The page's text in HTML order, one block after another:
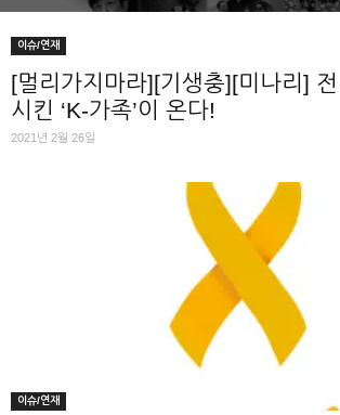
이슈/연재
[멀리가지마라][기생충][미나리]
시킨 ‘K-가족’이 온다!
2021년 2월 26일
이슈/연재